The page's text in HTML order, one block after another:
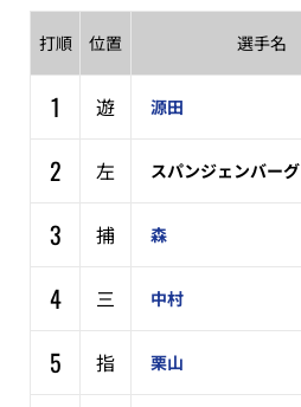
打順 位置 選手名
1 遊 源田
2
左 スパンジェンバーグ
3
捕 森
4
三 中村
5
指 栗山